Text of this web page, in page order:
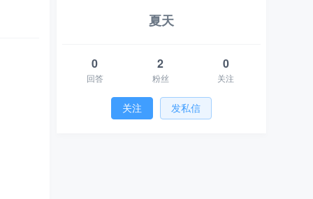
夏天
0
回答
2
粉丝
0
关注
关注 发私信